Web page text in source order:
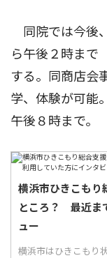
同院では今後
ら午後２時まで
する。同商店会
学、体験が可能
午後８時まで。
横浜市ひきこもり
ところ？ 最近ま
ュー
横浜市はひきこもり